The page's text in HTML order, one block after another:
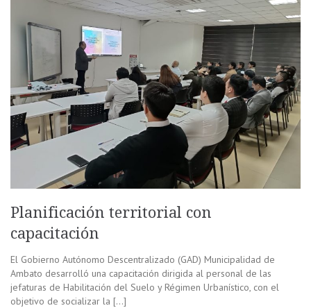
Planificación territorial con
capacitación
El Gobierno Autónomo Descentralizado (GAD) Municipalidad de
Ambato desarrolló una capacitación dirigida al personal de las
jefaturas de Habilitación del Suelo y Régimen Urbanístico, con el
objetivo de socializar la […]